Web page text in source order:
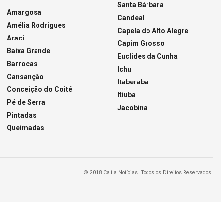
Amargosa
Amélia Rodrigues
Araci
Baixa Grande
Barrocas
Cansanção
Conceição do Coité
Pé de Serra
Pintadas
Queimadas
Santa Bárbara
Candeal
Capela do Alto Alegre
Capim Grosso
Euclides da Cunha
Ichu
Itaberaba
Itiuba
Jacobina
© 2018 Calila Notícias. Todos os Direitos Reservados.